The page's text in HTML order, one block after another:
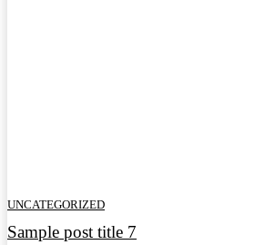
UNCATEGORIZED
Sample post title 7